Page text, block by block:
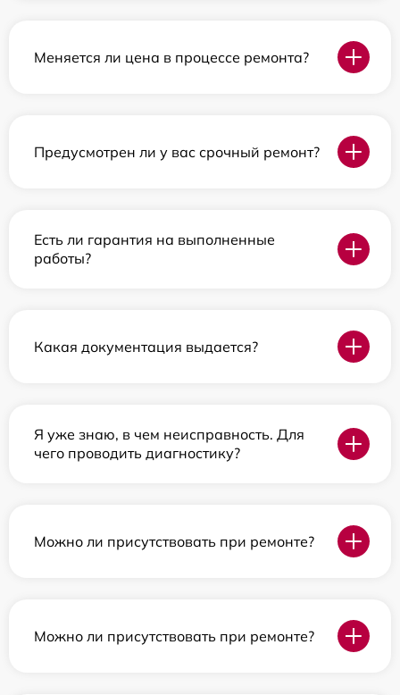
Меняется ли цена в процессе ремонта?
Предусмотрен ли у вас срочный ремонт?
Есть ли гарантия на выполненные
работы?
Какая документация выдается?
Я уже знаю, в чем неисправность. Для
чего проводить диагностику?
Можно ли присутствовать при ремонте?
Можно ли присутствовать при ремонте?